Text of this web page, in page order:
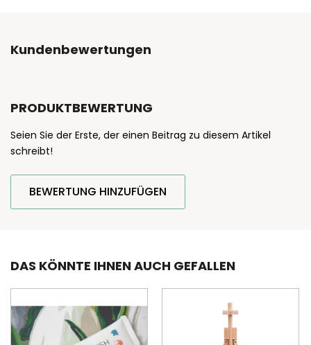
Kundenbewertungen
PRODUKTBEWERTUNG
Seien Sie der Erste, der einen Beitrag zu diesem Artikel
schreibt!
BEWERTUNG HINZUFÜGEN
DAS KÖNNTE IHNEN AUCH GEFALLEN